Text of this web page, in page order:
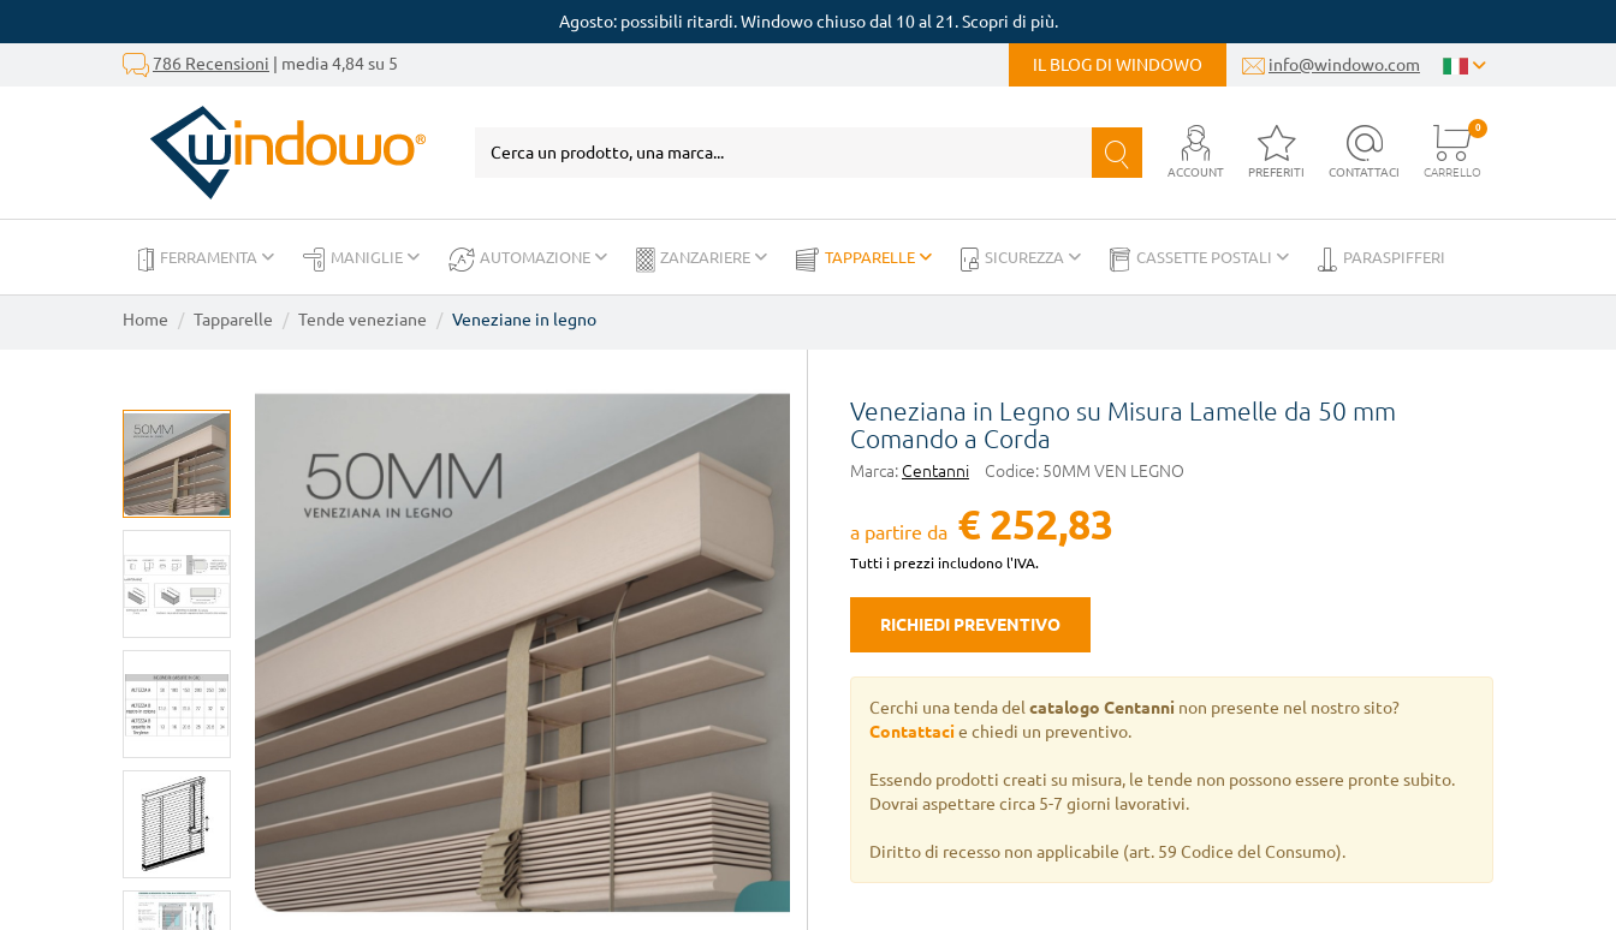
Agosto: possibili ritardi. Windowo chiuso dal 10 al 21. Scopri di più.
786 Recensioni | media 4,84 su 5 IL BLOG DI WINDOWO info@windowo.com
ACCOUNT PREFERITI CONTATTACI CARRELLO
0
FERRAMENTA MANIGLIE AUTOMAZIONE ZANZARIERE TAPPARELLE SICUREZZA CASSETTE POSTALI PARASPIFFERI
Home Tapparelle Tende veneziane Veneziane in legno
Veneziana in Legno su Misura Lamelle da 50 mm
Comando a Corda
Marca: Centanni Codice: 50MM VEN LEGNO
a partire da € 252,83
Tutti i prezzi includono l'IVA.
RICHIEDI PREVENTIVO
Cerchi una tenda del catalogo Centanni non presente nel nostro sito?
Contattacie chiedi un preventivo.
Essendo prodotti creati su misura, le tende non possono essere pronte subito.
Dovrai aspettare circa 5-7 giorni lavorativi.
Diritto di recesso non applicabile (art. 59 Codice del Consumo).